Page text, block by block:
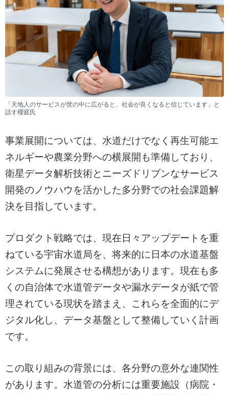
「天地人のサービスが世の中に広がると、社会が良くなると信じています」と
話す櫻庭氏
事業展開については、水道だけでなく再生可能エ
ネルギーや農業分野への横展開も準備しており、
衛星データ解析技術とニーズドリブンなサービス
開発のノウハウを活かした多分野での社会課題解
決を目指しています。
プロダクト戦略では、現在日々アップデートを重
ねている宇宙水道局を、将来的に日本の水道基盤
システムに発展させる構想があります。現在も多
くの自治体で水道管データや漏水データが紙で管
理されている現状を踏まえ、これらを全面的にデ
ジタル化し、データ基盤として整備していく計画
です。
この取り組みの背景には、各分野の意外な連関性
があります。水道管の分析には重要施設（病院・